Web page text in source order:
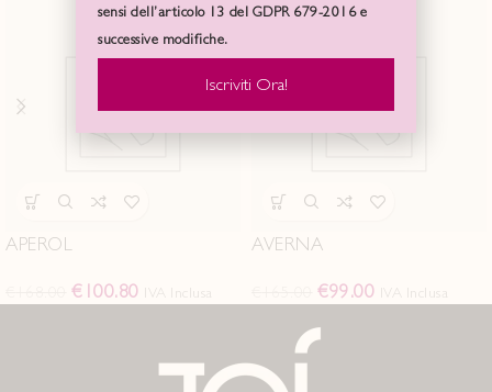
APEROL
€ 100.80
AVERNA
€99.00
sensi dell’articolo 13 del GDPR 679-2016 e
successive modifiche.
Iscriviti Ora!